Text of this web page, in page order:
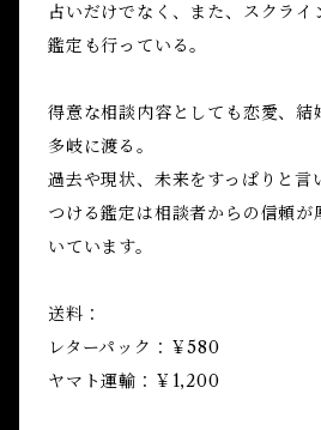
占いだけでなく、また、スクライ
鑑定も行っている。
得意な相談内容としても恋愛、結
多岐に渡る。
過去や現状、未来をすっぱりと言
つける鑑定は相談者からの信頼が
いています。
送料：
レターパック：￥580
ヤマト運輸：￥1,200